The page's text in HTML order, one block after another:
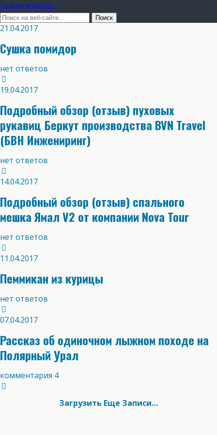
Записки леопарда...
21.04.2017
Сушка помидор
нет ответов
19.04.2017
Подробный обзор (отзыв) пуховых
рукавиц Беркут производства BVN Travel
(БВН Инжениринг)
нет ответов
14.04.2017
Подробный обзор (отзыв) спального
мешка Ямал V2 от компании Nova Tour
нет ответов
11.04.2017
Пеммикан из курицы
нет ответов
07.04.2017
Рассказ об одиночном лыжном походе на
Полярный Урал
комментария 4
Загрузить Еще Записи…